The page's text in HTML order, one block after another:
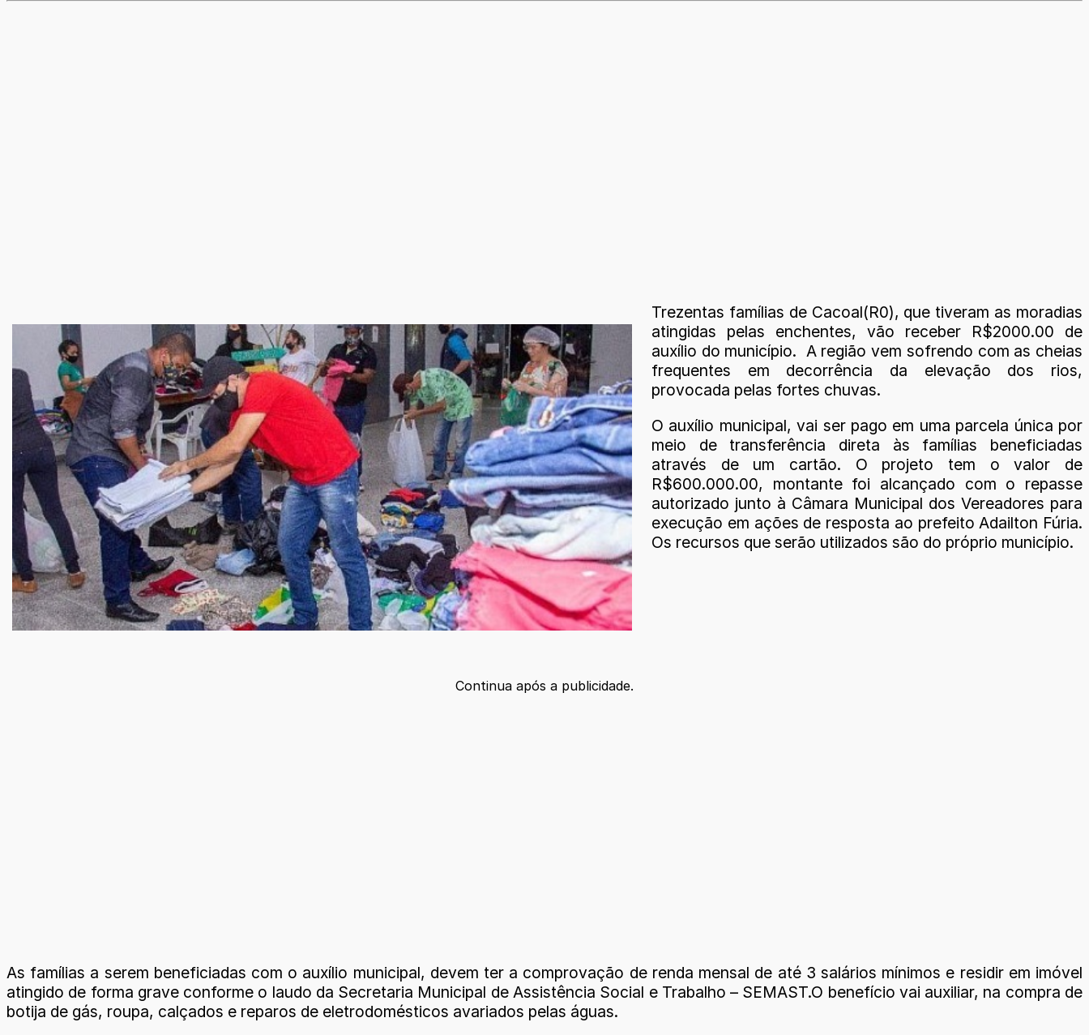
Trezentas famílias de Cacoal(R0), que tiveram as moradias
atingidas pelas enchentes, vão receber R$2000.00 de
auxílio do município. A região vem sofrendo com as cheias
frequentes em decorrência da elevação dos rios,
provocada pelas fortes chuvas.
O auxílio municipal, vai ser pago em uma parcela única por
meio de transferência direta às famílias beneficiadas
através de um cartão. O projeto tem o valor de
R$600.000.00, montante foi alcançado com o repasse
autorizado junto à Câmara Municipal dos Vereadores para
execução em ações de resposta ao prefeito Adailton Fúria.
Os recursos que serão utilizados são do próprio município.
Continua após a publicidade.
As famílias a serem beneficiadas com o auxílio municipal, devem ter a comprovação de renda mensal de até 3 salários mínimos e residir em imóvel
atingido de forma grave conforme o laudo da Secretaria Municipal de Assistência Social e Trabalho – SEMAST.O benefício vai auxiliar, na compra de
botija de gás, roupa, calçados e reparos de eletrodomésticos avariados pelas águas.